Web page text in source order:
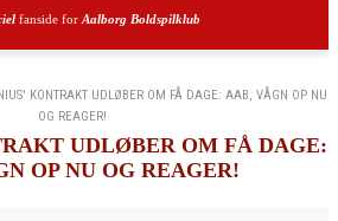
fanside for Aalborg Boldspilklub
KONTRAKT UDLØBER OM FÅ DAGE: AAB, VÅGN OP NU
OG REAGER!
UDLØBER OM FÅ DAGE:
OP NU OG REAGER!